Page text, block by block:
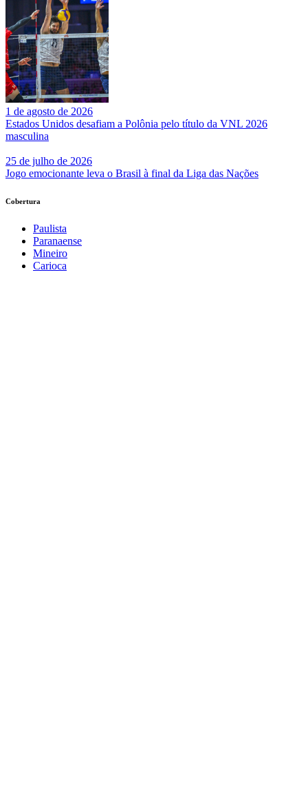
1 de agosto de 2026
Estados Unidos desafiam a Polônia pelo título da VNL 2026
masculina
25 de julho de 2026
Jogo emocionante leva o Brasil à final da Liga das Nações
Cobertura
Paulista
Paranaense
Mineiro
Carioca